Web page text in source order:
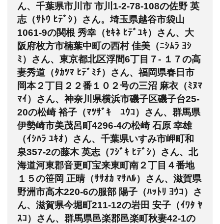
ん、千葉県市川市 市川1-2-78-108の佐野 英
志（ｻﾄｳ ﾋﾃﾞｼ）さん。埼玉県越谷市袋山
1061-9の関根 秀幸（ｾｷﾈ ﾋﾃﾞﾕｷ）さん、大
阪府枚方市楠葉中町の西村 佳美（ﾆｼﾑﾗ ﾖｼ
ﾐ）さん、東京都北区浮間6丁目７- １７の高
妻秀道（ﾀｶﾂﾏ ﾋﾃﾞﾐﾁ）さん、福岡県春日市
岡本２丁目２２番１０２号の三沼 麻衣（ﾐﾇﾏ
ﾏｲ）さん、神奈川県横浜市磯子区磯子台25-
20の松崎 裕子（ﾏﾂｻﾞｷ ﾕｳｺ）さん、群馬県
伊勢崎市美茂呂町4296-4の松崎 石原 幸雄
（ｲｼﾊﾗ ﾕｷｵ）さん、千葉県いすみ市岬町和
泉357-2の藤木 英志（ﾌｼﾞｷ ﾋﾃﾞｼ）さん、北
海道河東郡音更町宝来東町南２丁目４番地
１５の笹岡 正晴（ｻｻｵｶ ﾏｻﾊﾙ）さん、滋賀県
野洲市高木220-6の服部 陽子（ﾊｯﾄﾘ ﾖｳｺ）さ
ん、滋賀県今堀町211-12の岩田 安子（ｲﾜﾀ ﾔ
ｽｺ）さん、群馬県邑楽郡邑楽町秋妻42-1の